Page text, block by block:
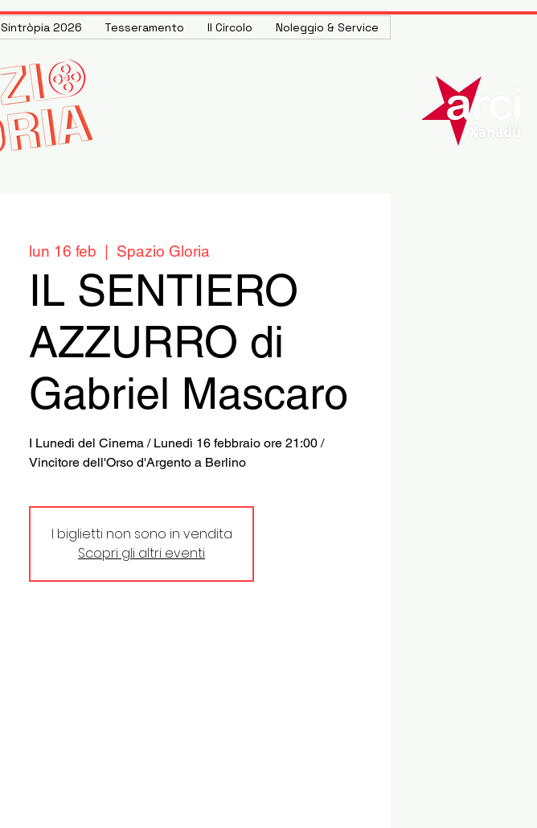
Sintròpia 2026 Tesseramento Il Circolo Noleggio & Service
lun 16 feb Spazio Gloria
IL SENTIERO
AZZURRO di
Gabriel Mascaro
I Lunedì del Cinema / Lunedì 16 febbraio ore 21:00 /
Vincitore dell'Orso d'Argento a Berlino
I biglietti non sono in vendita
Scopri gli altri eventi